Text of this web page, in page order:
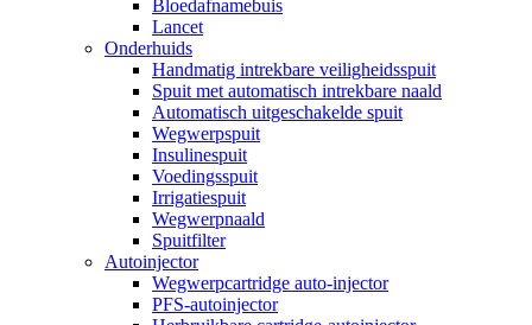
Bloedafnamebuis
Lancet
Onderhuids
Handmatig intrekbare veiligheidsspuit
Spuit met automatisch intrekbare naald
Automatisch uitgeschakelde spuit
Wegwerpspuit
Insulinespuit
Voedingsspuit
Irrigatiespuit
Wegwerpnaald
Spuitfilter
Autoinjector
Wegwerpcartridge auto-injector
PFS-autoinjector